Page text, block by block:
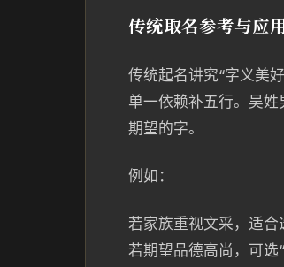
传统取名参考与应
传统起名讲究“字义美
单一依赖补五行。吴
期望的字。
例如：
若家族重视文采，适合
若期望品德高尚，可选“